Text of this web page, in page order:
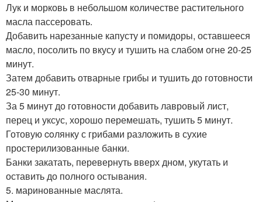
Лук и морковь в небольшом количестве растительного
масла пассеровать.
Добавить нарезанные капусту и помидоры, оставшееся
масло, посолить по вкусу и тушить на слабом огне 20-25
минут.
Затем добавить отварные грибы и тушить до готовности
25-30 минут.
За 5 минут до готовности добавить лавровый лист,
перец и уксус, хорошо перемешать, тушить 5 минут.
Готовую coлянку с грибами разложить в сухие
простерилизованные банки.
Банки закатать, перевернуть вверх дном, укутать и
оставить до полного остывания.
5. маринованные маслята.